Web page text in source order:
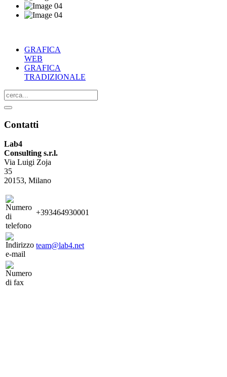
GRAFICA
WEB
GRAFICA
TRADIZIONALE
Contatti
Lab4
Consulting s.r.l.
Via Luigi Zoja
35
20153, Milano
+393464930001
team@lab4.net